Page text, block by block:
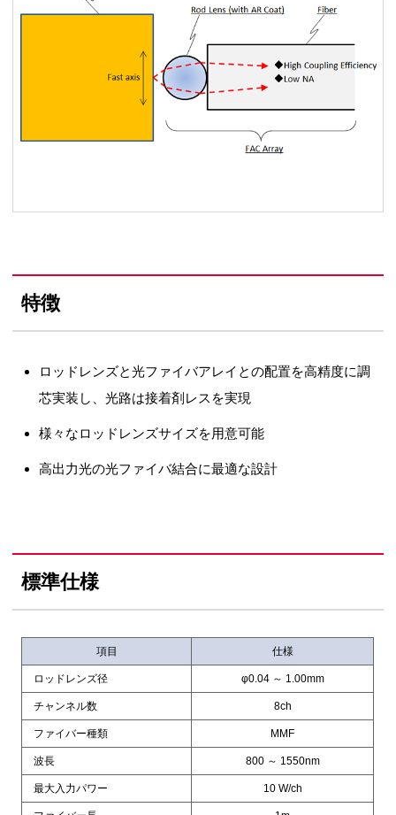
特徴
ロッドレンズと光ファイバアレイとの配置を高精度に調
芯実装し、光路は接着剤レスを実現
様々なロッドレンズサイズを用意可能
高出力光の光ファイバ結合に最適な設計
標準仕様
項目 仕様
ロッドレンズ径 φ0.04 ～ 1.00mm
チャンネル数 8ch
ファイバー種類 MMF
波長 800 ～ 1550nm
最大入力パワー 10 W/ch